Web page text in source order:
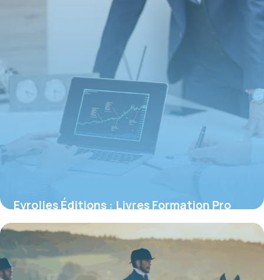
Eyrolles Éditions : Livres Formation Pro
16 juin 2026